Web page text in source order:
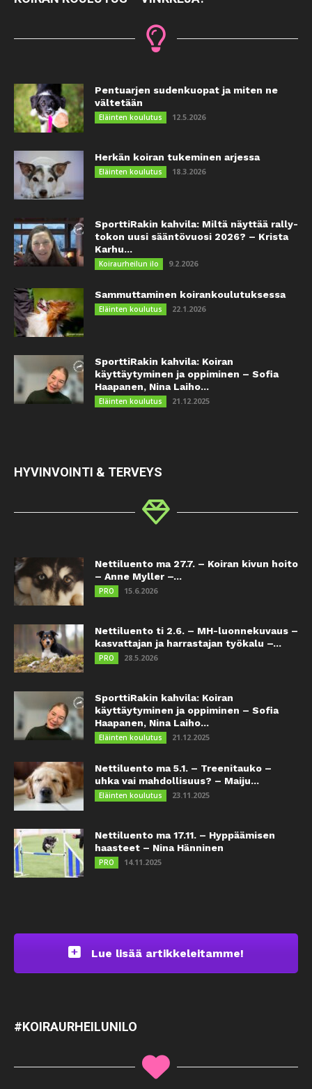
Pentuarjen sudenkuopat ja miten ne
vältetään
Eläinten koulutus 12.5.2026
Herkän koiran tukeminen arjessa
Eläinten koulutus 18.3.2026
SporttiRakin kahvila: Miltä näyttää rally-
tokon uusi sääntövuosi 2026? – Krista
Karhu...
Koiraurheilun ilo 9.2.2026
Sammuttaminen koirankoulutuksessa
Eläinten koulutus 22.1.2026
SporttiRakin kahvila: Koiran
käyttäytyminen ja oppiminen – Sofia
Haapanen, Nina Laiho...
Eläinten koulutus 21.12.2025
HYVINVOINTI & TERVEYS
Nettiluento ma 27.7. – Koiran kivun hoito
– Anne Myller –...
PRO 15.6.2026
Nettiluento ti 2.6. – MH-luonnekuvaus –
kasvattajan ja harrastajan työkalu –...
PRO 28.5.2026
SporttiRakin kahvila: Koiran
käyttäytyminen ja oppiminen – Sofia
Haapanen, Nina Laiho...
Eläinten koulutus 21.12.2025
Nettiluento ma 5.1. – Treenitauko –
uhka vai mahdollisuus? – Maiju...
Eläinten koulutus 23.11.2025
Nettiluento ma 17.11. – Hyppäämisen
haasteet – Nina Hänninen
PRO 14.11.2025
Lue lisää artikkeleitamme!
#KOIRAURHEILUNILO